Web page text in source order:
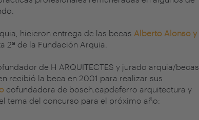
hicieron entrega de las becas Alberto Alonso y
2ª de la Fundación Arquia
de H ARQUITECTES y jurado arquia/becas
recibió la beca en 2001 para realizar sus
cofundadora de bosch.capdeferro arquitectura y
tema del concurso para el próximo año: